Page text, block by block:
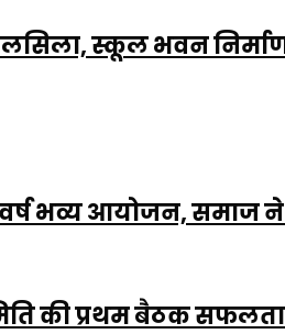
स्कूल भवन
वर्ष भव्य आयोजन, समाज
की प्रथम बैठक